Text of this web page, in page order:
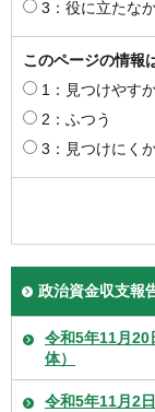
3：役に立たな
このページの情報
1：見つけやす
2：ふつう
3：見つけにく
政治資金収支報
令和5年11月20
体）
令和5年11月2